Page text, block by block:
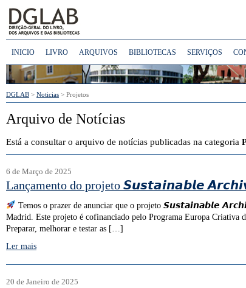
INICIO LIVRO ARQUIVOS BIBLIOTECAS SERVIÇOS
DGLAB > Noticias > Projetos
Arquivo de Notícias
Está a consultar o arquivo de notícias publicadas na categoria
6 de Março de 2025
Lançamento do projeto 𝙎𝙪𝙨𝙩𝙖𝙞𝙣𝙖𝙗𝙡𝙚
Temos o prazer de anunciar que o projeto 𝙎𝙪𝙨𝙩𝙖𝙞𝙣𝙖𝙗𝙡𝙚
Madrid. Este projeto é cofinanciado pelo Programa Europa Criativa
Preparar, melhorar e testar as […]
Ler mais
20 de Janeiro de 2025